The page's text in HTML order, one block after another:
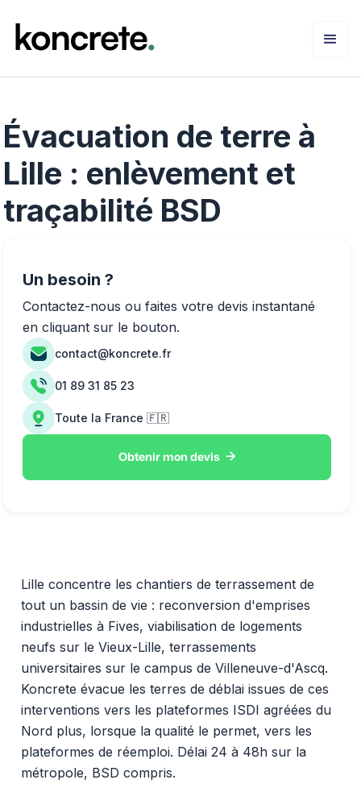
Évacuation de terre à
Lille : enlèvement et
traçabilité BSD
Lille concentre les chantiers de terrassement de
tout un bassin de vie : reconversion d'emprises
industrielles à Fives, viabilisation de logements
neufs sur le Vieux-Lille, terrassements
universitaires sur le campus de Villeneuve-d'Ascq.
Koncrete évacue les terres de déblai issues de ces
interventions vers les plateformes ISDI agréées du
Nord plus, lorsque la qualité le permet, vers les
plateformes de réemploi. Délai 24 à 48h sur la
métropole, BSD compris.
Un besoin ?
Contactez-nous ou faites votre devis instantané
en cliquant sur le bouton.
contact@koncrete.fr
01 89 31 85 23
Toute la France 🇫🇷
Obtenir mon devis 